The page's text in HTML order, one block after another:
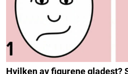
Hvilken av figurene gladest?